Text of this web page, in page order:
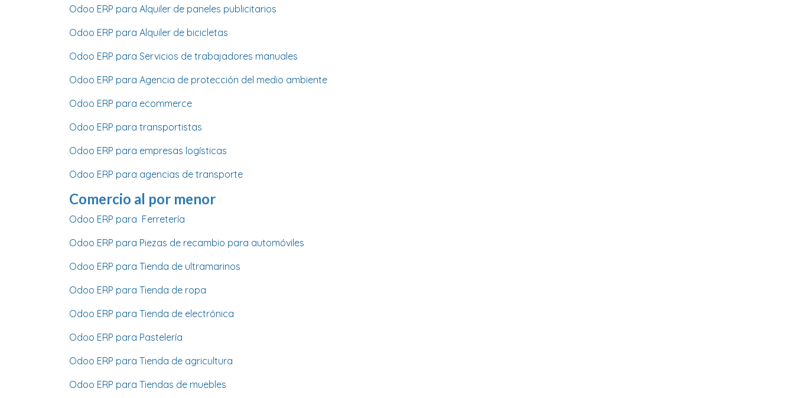
Odoo ERP para Alquiler de paneles publicitarios
Odoo ERP para Alquiler de bicicletas
Odoo ERP para Servicios de trabajadores manuales
Odoo ERP para Agencia de protección del medio ambiente
Odoo ERP para ecommerce
Odoo ERP para transportistas
Odoo ERP para empresas logísticas
Odoo ERP para agencias de transporte
Comercio al por menor
Odoo ERP para Ferretería
Odoo ERP para Piezas de recambio para automóviles
Odoo ERP para Tienda de ultramarinos
Odoo ERP para Tienda de ropa
Odoo ERP para Tienda de electrónica
Odoo ERP para Pastelería
Odoo ERP para Tienda de agricultura
Odoo ERP para Tiendas de muebles